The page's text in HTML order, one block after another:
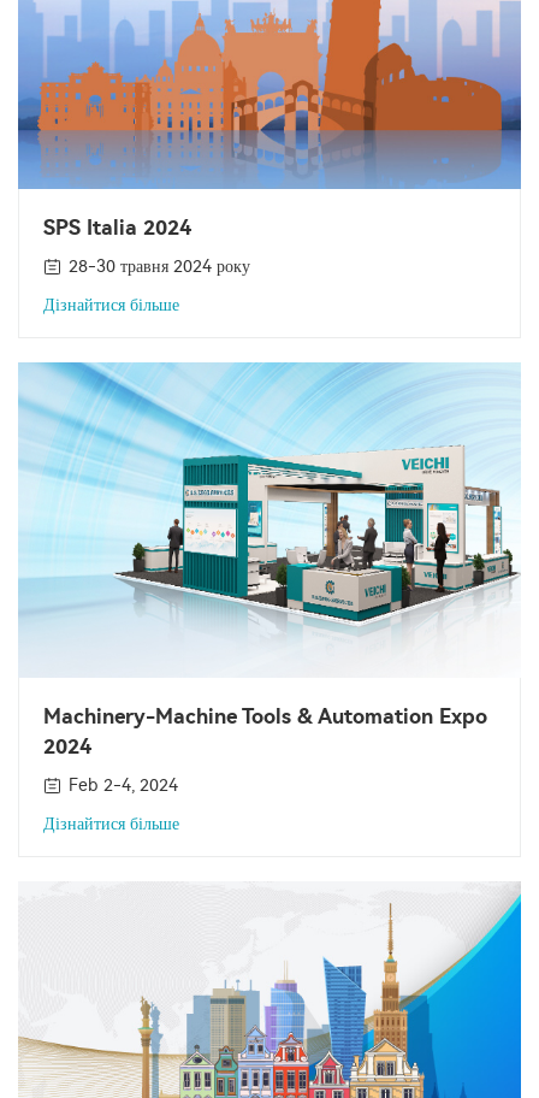
SPS Italia 2024
28-30 травня 2024 року
Дізнайтися більше
Machinery-Machine Tools & Automation Expo
2024
Feb 2-4, 2024
Дізнайтися більше